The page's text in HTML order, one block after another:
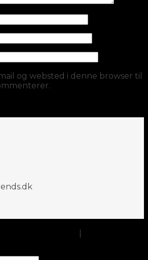
og websted i denne browser til